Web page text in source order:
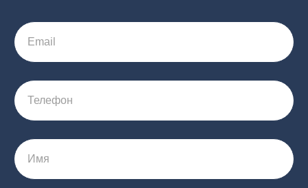
Email
Телефон
Имя